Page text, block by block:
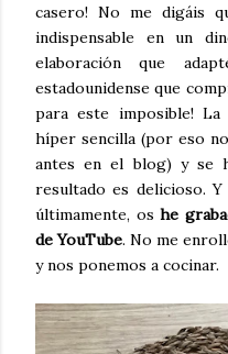
casero! No me digáis
indispensable en un
elaboración que
estadounidense que
para este imposible!
híper sencilla (por eso
antes en el blog) y se
resultado es delicioso.
últimamente, oshe
de YouTube. No me
y nos ponemos a cocinar.